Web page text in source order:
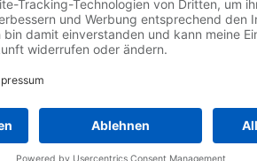
kontaktiert hatte, der bereits
Frequenzumrichter mit
entfernt werden. Darüber hinaus